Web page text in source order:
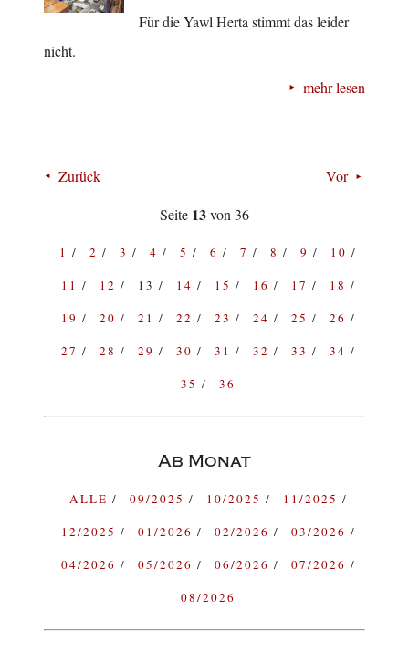
Für die Yawl Herta stimmt das leider
nicht.
mehr lesen
Zurück
Vor
Seite 13von 36
1 2 3 4 5 6 7 8 9
10
11
12 13 14 15 16 17
18
19
20 21 22 23 24 25
26
27
28 29 30 31 32 33
34
35
36
Ab Monat
ALLE 09/2025 10/2025
11/2025
12/2025
01/2026 02/2026
03/2026
04/2026
05/2026 06/2026
07/2026
08/2026